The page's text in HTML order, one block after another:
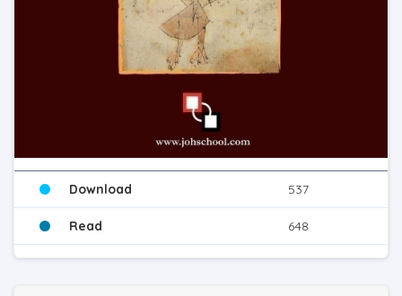
Download 537
Read 648